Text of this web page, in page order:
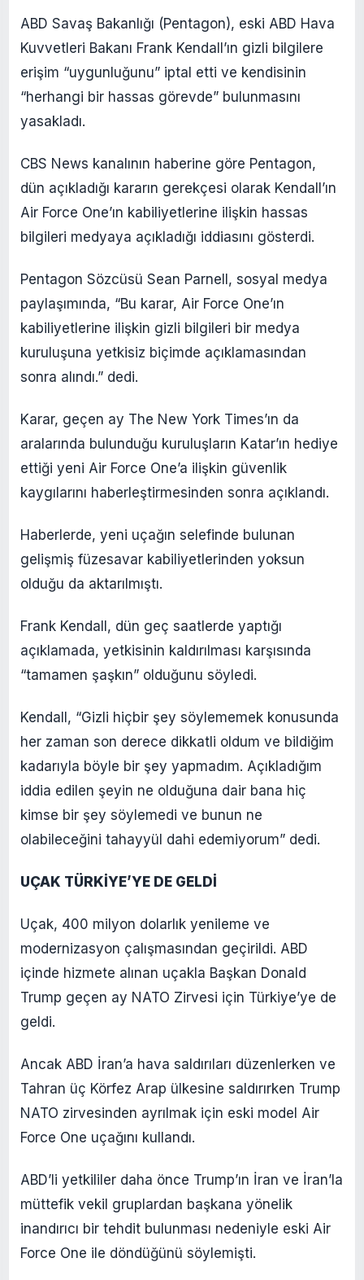
ABD Savaş Bakanlığı (Pentagon), eski ABD Hava
Kuvvetleri Bakanı Frank Kendall’ın gizli bilgilere
erişim “uygunluğunu” iptal etti ve kendisinin
“herhangi bir hassas görevde” bulunmasını
yasakladı.
CBS News kanalının haberine göre Pentagon,
dün açıkladığı kararın gerekçesi olarak Kendall’ın
Air Force One’ın kabiliyetlerine ilişkin hassas
bilgileri medyaya açıkladığı iddiasını gösterdi.
Pentagon Sözcüsü Sean Parnell, sosyal medya
paylaşımında, “Bu karar, Air Force One’ın
kabiliyetlerine ilişkin gizli bilgileri bir medya
kuruluşuna yetkisiz biçimde açıklamasından
sonra alındı.” dedi.
Karar, geçen ay The New York Times’ın da
aralarında bulunduğu kuruluşların Katar’ın hediye
ettiği yeni Air Force One’a ilişkin güvenlik
kaygılarını haberleştirmesinden sonra açıklandı.
Haberlerde, yeni uçağın selefinde bulunan
gelişmiş füzesavar kabiliyetlerinden yoksun
olduğu da aktarılmıştı.
Frank Kendall, dün geç saatlerde yaptığı
açıklamada, yetkisinin kaldırılması karşısında
“tamamen şaşkın” olduğunu söyledi.
Kendall, “Gizli hiçbir şey söylememek konusunda
her zaman son derece dikkatli oldum ve bildiğim
kadarıyla böyle bir şey yapmadım. Açıkladığım
iddia edilen şeyin ne olduğuna dair bana hiç
kimse bir şey söylemedi ve bunun ne
olabileceğini tahayyül dahi edemiyorum” dedi.
UÇAK TÜRKİYE’YE DE GELDİ
Uçak, 400 milyon dolarlık yenileme ve
modernizasyon çalışmasından geçirildi. ABD
içinde hizmete alınan uçakla Başkan Donald
Trump geçen ay NATO Zirvesi için Türkiye’ye de
geldi.
Ancak ABD İran’a hava saldırıları düzenlerken ve
Tahran üç Körfez Arap ülkesine saldırırken Trump
NATO zirvesinden ayrılmak için eski model Air
Force One uçağını kullandı.
ABD’li yetkililer daha önce Trump’ın İran ve İran’la
müttefik vekil gruplardan başkana yönelik
inandırıcı bir tehdit bulunması nedeniyle eski Air
Force One ile döndüğünü söylemişti.